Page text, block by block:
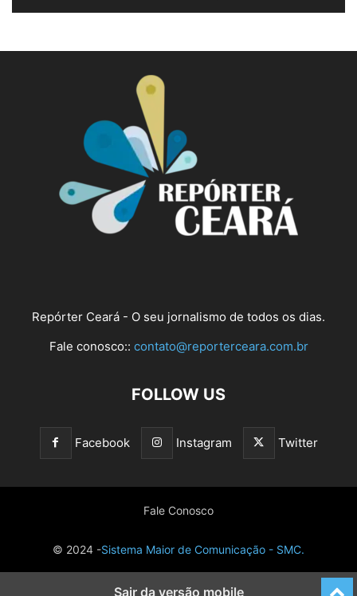
Repórter Ceará - O seu jornalismo de todos os dias.
Fale conosco:: contato@reporterceara.com.br
FOLLOW US
Facebook Instagram Twitter
Fale Conosco
© 2024 -Sistema Maior de Comunicação - SMC.
Sair da versão mobile